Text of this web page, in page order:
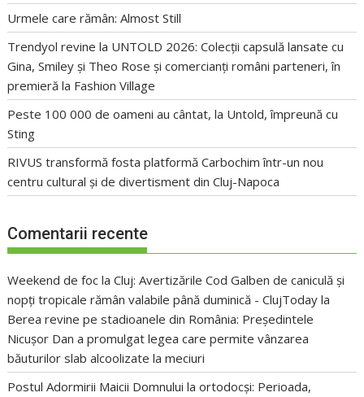
Urmele care rămân: Almost Still
Trendyol revine la UNTOLD 2026: Colecții capsulă lansate cu
Gina, Smiley și Theo Rose și comercianți români parteneri, în
premieră la Fashion Village
Peste 100 000 de oameni au cântat, la Untold, împreună cu
Sting
RIVUS transformă fosta platformă Carbochim într-un nou
centru cultural și de divertisment din Cluj-Napoca
Comentarii recente
Weekend de foc la Cluj: Avertizările Cod Galben de caniculă și
nopți tropicale rămân valabile până duminică - ClujToday la
Berea revine pe stadioanele din România: Președintele
Nicușor Dan a promulgat legea care permite vânzarea
băuturilor slab alcoolizate la meciuri
Postul Adormirii Maicii Domnului la ortodocși: Perioada,